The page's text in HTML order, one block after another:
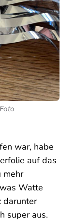
war, habe
auf das
mehr
Watte
darunter
super aus.